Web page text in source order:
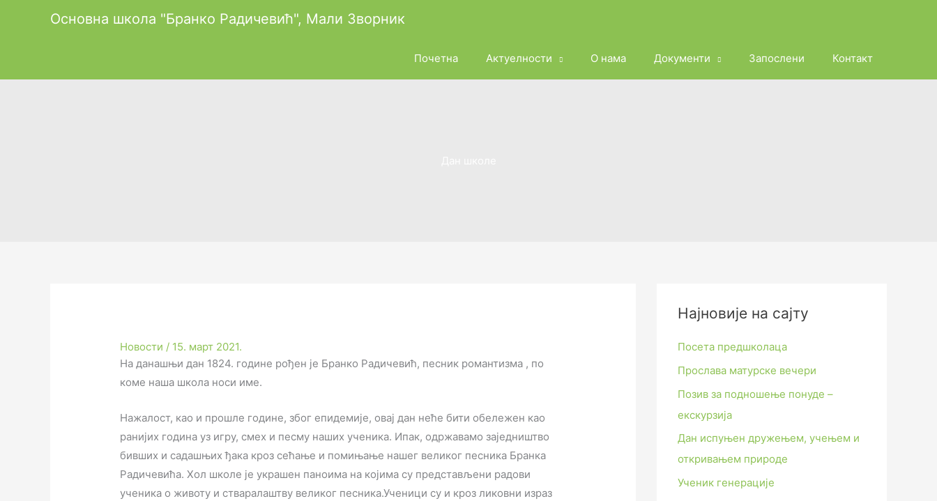
Основна школа "Бранко Радичевић", Мали Зворник
Почетна Актуелности О нама Документи Запослени Контакт
Новости / 15. март 2021.
На данашњи дан 1824. године рођен је Бранко Радичевић, песник романтизма , по
коме наша школа носи име.
Нажалост, као и прошле године, због епидемије, овај дан неће бити обележен као
ранијих година уз игру, смех и песму наших ученика. Ипак, одржавамо заједништво
бивших и садашњих ђака кроз сећање и помињање нашег великог песника Бранка
Радичевића. Хол школе је украшен паноима на којима су представљени радови
ученика о животу и стваралаштву великог песника.Ученици су и кроз ликовни израз
Најновије на сајту
Посета предшколаца
Прослава матурске вечери
Позив за подношење понуде –
екскурзија
Дан испуњен дружењем, учењем и
откривањем природе
Ученик генерације